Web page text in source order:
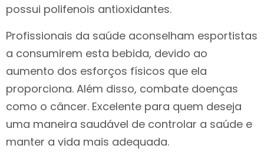
possui polifenois antioxidantes.
Profissionais da saúde aconselham esportistas
a consumirem esta bebida, devido ao
aumento dos esforços físicos que ela
proporciona. Além disso, combate doenças
como o câncer. Excelente para quem deseja
uma maneira saudável de controlar a saúde e
manter a vida mais adequada.